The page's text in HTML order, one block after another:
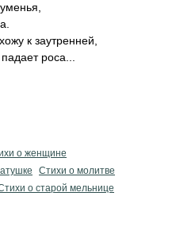
к заутренней,
роса...
о женщине
Стихи о молитве
о старой мельнице